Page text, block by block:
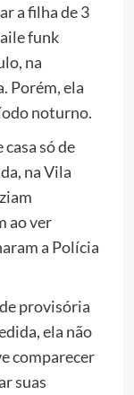
a filha de 3
funk
na
Porém, ela
noturno.
só de
na Vila
ao ver
a Polícia
provisória
ela não
comparecer
suas